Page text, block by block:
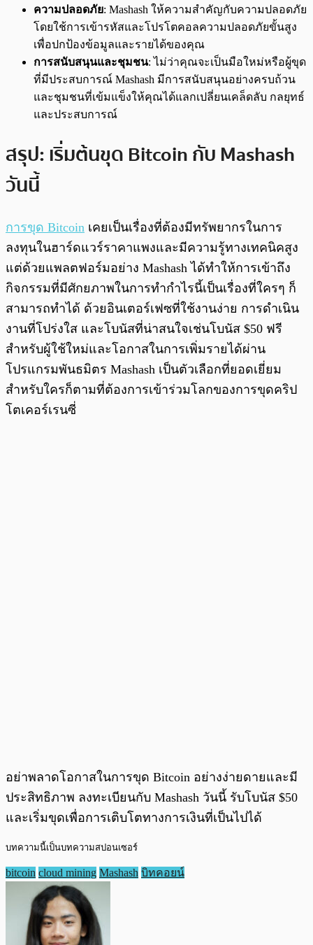
ความปลอดภัย: Mashash ให้ความสำคัญกับความปลอดภัย
โดยใช้การเข้ารหัสและโปรโตคอลความปลอดภัยขั้นสูง
เพื่อปกป้องข้อมูลและรายได้ของคุณ
การสนับสนุนและชุมชน: ไม่ว่าคุณจะเป็นมือใหม่หรือผู้ขุด
ที่มีประสบการณ์ Mashash มีการสนับสนุนอย่างครบถ้วน
และชุมชนที่เข้มแข็งให้คุณได้แลกเปลี่ยนเคล็ดลับ กลยุทธ์
และประสบการณ์
สรุป: เริ่มต้นขุด Bitcoin กับ Mashash
วันนี้
การขุด Bitcoin เคยเป็นเรื่องที่ต้องมีทรัพยากรในการ
ลงทุนในฮาร์ดแวร์ราคาแพงและมีความรู้ทางเทคนิคสูง
แต่ด้วยแพลตฟอร์มอย่าง Mashash ได้ทำให้การเข้าถึง
กิจกรรมที่มีศักยภาพในการทำกำไรนี้เป็นเรื่องที่ใครๆ ก็
สามารถทำได้ ด้วยอินเตอร์เฟซที่ใช้งานง่าย การดำเนิน
งานที่โปร่งใส และโบนัสที่น่าสนใจเช่นโบนัส $50 ฟรี
สำหรับผู้ใช้ใหม่และโอกาสในการเพิ่มรายได้ผ่าน
โปรแกรมพันธมิตร Mashash เป็นตัวเลือกที่ยอดเยี่ยม
สำหรับใครก็ตามที่ต้องการเข้าร่วมโลกของการขุดคริป
โตเคอร์เรนซี่
อย่าพลาดโอกาสในการขุด Bitcoin อย่างง่ายดายและมี
ประสิทธิภาพ ลงทะเบียนกับ Mashash วันนี้ รับโบนัส $50
และเริ่มขุดเพื่อการเติบโตทางการเงินที่เป็นไปได้
บทความนี้เป็นบทความสปอนเซอร์
bitcoin cloud mining Mashash บิทคอยน์